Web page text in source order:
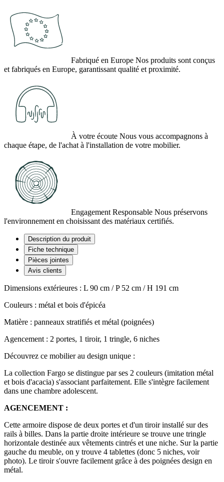
Fabriqué en Europe Nos produits sont conçus
et fabriqués en Europe, garantissant qualité et proximité.
À votre écoute Nous vous accompagnons à
chaque étape, de l'achat à l'installation de votre mobilier.
Engagement Responsable Nous préservons
l'environnement en choisissant des matériaux certifiés.
Description du produit
Fiche technique
Pièces jointes
Avis clients
Dimensions extérieures : L 90 cm / P 52 cm / H 191 cm
Couleurs : métal et bois d'épicéa
Matière : panneaux stratifiés et métal (poignées)
Agencement : 2 portes, 1 tiroir, 1 tringle, 6 niches
Découvrez ce mobilier au design unique :
La collection Fargo se distingue par ses 2 couleurs (imitation métal
et bois d'acacia) s'associant parfaitement. Elle s'intègre facilement
dans une chambre adolescent.
AGENCEMENT :
Cette armoire dispose de deux portes et d'un tiroir installé sur des
rails à billes. Dans la partie droite intérieure se trouve une tringle
horizontale destinée aux vêtements cintrés et une niche. Sur la partie
gauche du meuble, on y trouve 4 tablettes (donc 5 niches, voir
photo). Le tiroir s'ouvre facilement grâce à des poignées design en
métal.